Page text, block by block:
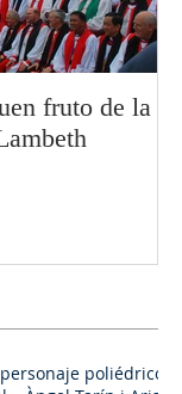
fruto de la
poliédrico,